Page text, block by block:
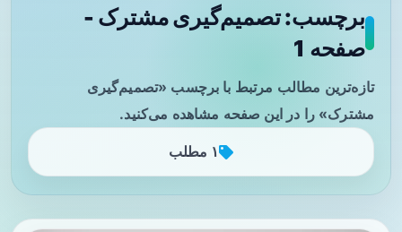
برچسب: تصمیم‌گیری مشترک -
صفحه 1
تازه‌ترین مطالب مرتبط با برچسب «تصمیم‌گیری
مشترک» را در این صفحه مشاهده می‌کنید.
۱ مطلب